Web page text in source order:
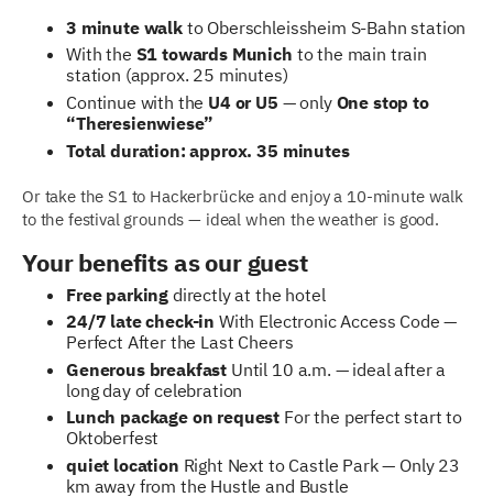
3 minute walkto Oberschleissheim S-Bahn station
With the S1 towards Munich to the main train
station (approx. 25 minutes)
Continue with the U4 or U5 — only One stop to
“Theresienwiese”
Total duration: approx. 35 minutes
Or take the S1 to Hackerbrücke and enjoy a 10-minute walk
to the festival grounds — ideal when the weather is good.
Your benefits as our guest
Free parking directly at the hotel
24/7 late check-in With Electronic Access Code —
Perfect After the Last Cheers
Generous breakfast Until 10 a.m. — ideal after a
long day of celebration
Lunch package on request For the perfect start to
Oktoberfest
quiet location Right Next to Castle Park — Only 23
km away from the Hustle and Bustle